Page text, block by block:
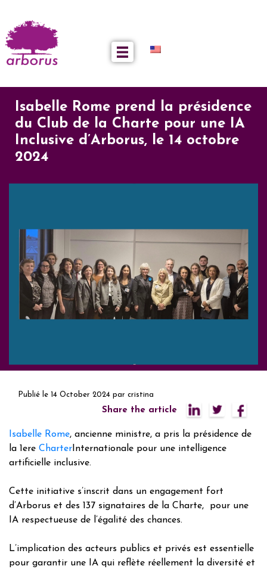
Isabelle Rome prend la présidence
du Club de la Charte pour une IA
Inclusive d’Arborus, le 14 octobre
2024
Publié le 14 October 2024 par cristina
Share the article
Isabelle Rome, ancienne ministre, a pris la présidence de
la 1ere CharterInternationale pour une intelligence
artificielle inclusive.
Cette initiative s’inscrit dans un engagement fort
d’Arborus et des 137 signataires de la Charte, pour une
IA respectueuse de l’égalité des chances.
L’implication des acteurs publics et privés est essentielle
pour garantir une IA qui reflète réellement la diversité et